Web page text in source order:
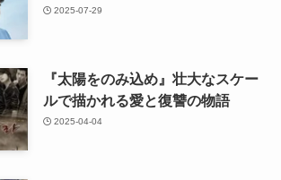
2025-07-29
『太陽をのみ込め』壮大なスケー
ルで描かれる愛と復讐の物語
2025-04-04